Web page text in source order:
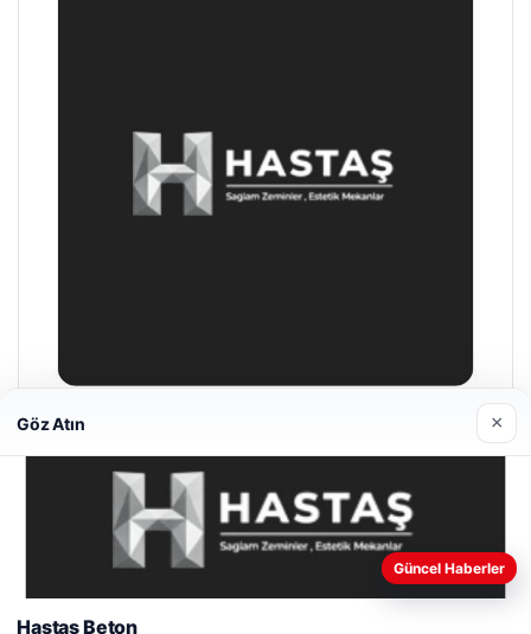
Prenses Night Club
Web sitemizi nasıl kullandığınızı daha iyi anlayabilmek,
deneyiminizi kişiselleştirmek ve geliştirmek amacıyla çerezler
Göz Atın ×
Güncel Haberler
Hastaş Beton